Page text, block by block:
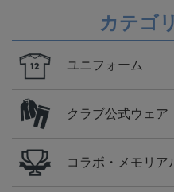
カテゴ
ユニフォーム
クラブ公式ウェア
コラボ・メモリア